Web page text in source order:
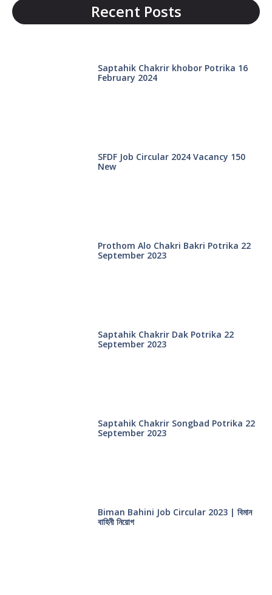
Recent Posts
Saptahik Chakrir khobor Potrika 16
February 2024
SFDF Job Circular 2024 Vacancy 150
New
Prothom Alo Chakri Bakri Potrika 22
September 2023
Saptahik Chakrir Dak Potrika 22
‍September 2023
Saptahik Chakrir Songbad Potrika 22
September 2023
Biman Bahini Job Circular 2023 | বিমান
বাহিনী নিয়োগ